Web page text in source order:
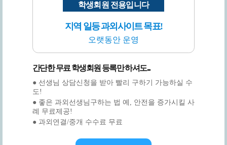
학생회원 전용입니다
지역 일등 과외사이트 목표!
오랫동안 운영
간단한 무료 학생회원 등록만 하셔도...
● 선생님 상담신청을 받아 빨리 구하기 가능하실 수
도!
● 좋은 과외선생님구하는 법 예, 안전을 증가시킬 사
례 무료제공!
● 과외연결/중개 수수료 무료